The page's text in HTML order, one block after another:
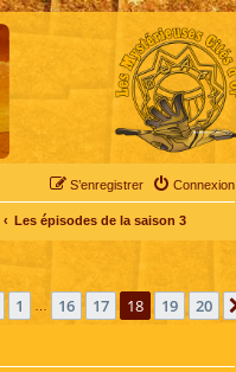
Connexion
S’enregistrer
Les épisodes de la saison 3
18 sur 20
Précédente
1 16 17 18 19 20